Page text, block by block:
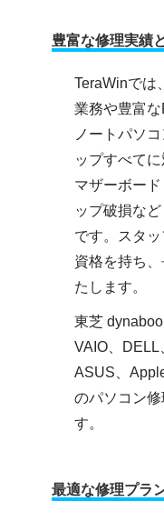
豊富な修理実績
TeraWinでは
業務や豊富な
ノートパソ
ップすべてに
マザーボー
ップ破損な
です。スタ
資格を持ち
たします。
東芝
VAIO、DELL
ASUS、
のパソコン
す。
最適な修理プラ